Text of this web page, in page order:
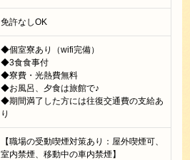
免許なしOK
◆個室寮あり（wifi完備）
◆3食食事付
◆寮費・光熱費無料
◆お風呂、夕食は旅館で♪
◆期間満了した方には往復交通費の支給あ
り
【職場の受動喫煙対策あり：屋外喫煙可、
室内禁煙、移動中の車内禁煙】